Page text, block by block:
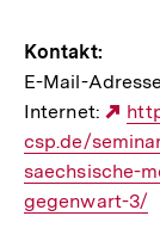
Kontakt:
E-Mail-
Internet:
csp.de/
saechsische-
gegenwart-3/